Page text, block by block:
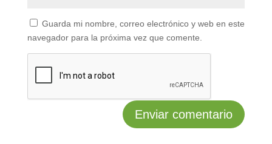
Guarda mi nombre, correo electrónico y web en este
navegador para la próxima vez que comente.